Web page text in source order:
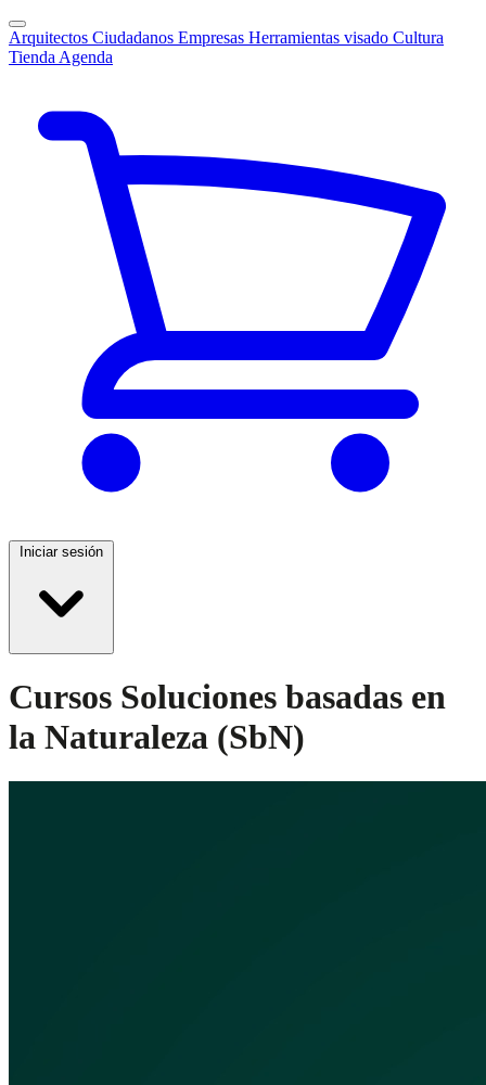
Arquitectos Ciudadanos Empresas Herramientas visado Cultura
Tienda Agenda
Iniciar sesión
Cursos Soluciones basadas en
la Naturaleza (SbN)